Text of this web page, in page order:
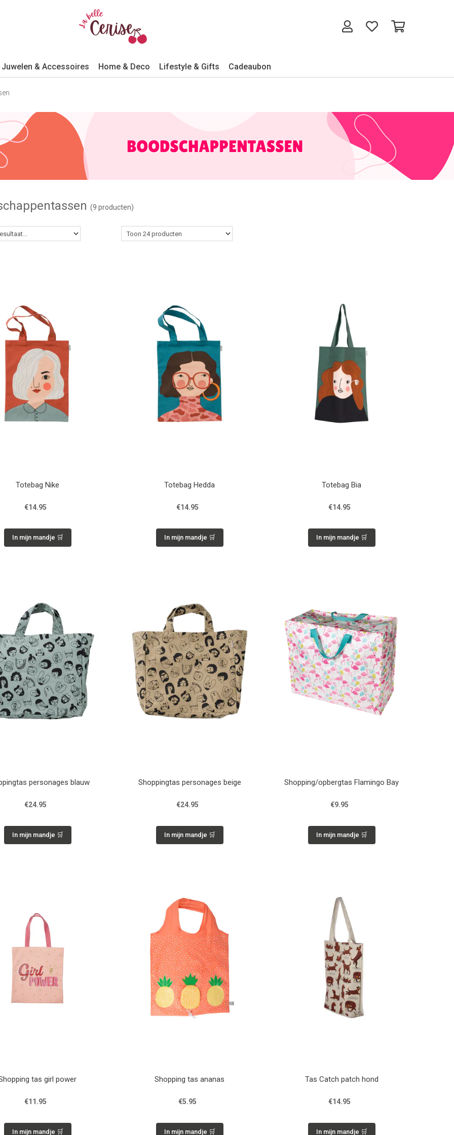
Juwelen & Accessoires Home & Deco Lifestyle & Gifts Cadeaubon
(9 producten)
Totebag Nike
€14.95
In mijn mandje 🛒
Totebag Hedda
€14.95
In mijn mandje 🛒
Totebag Bia
€14.95
In mijn mandje 🛒
personages blauw
€24.95
In mijn mandje 🛒
Shoppingtas personages beige
€24.95
In mijn mandje 🛒
Shopping/opbergtas Flamingo Bay
€9.95
In mijn mandje 🛒
tas girl power
€11.95
In mijn mandje 🛒
Shopping tas ananas
€5.95
In mijn mandje 🛒
Tas Catch patch hond
€14.95
In mijn mandje 🛒